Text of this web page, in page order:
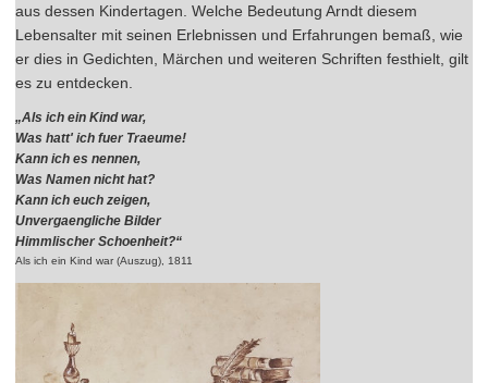
aus dessen Kindertagen. Welche Bedeutung Arndt diesem
Lebensalter mit seinen Erlebnissen und Erfahrungen bemaß, wie
er dies in Gedichten, Märchen und weiteren Schriften festhielt, gilt
es zu entdecken.
„Als ich ein Kind war,
Was hatt' ich fuer Traeume!
Kann ich es nennen,
Was Namen nicht hat?
Kann ich euch zeigen,
Unvergaengliche Bilder
Himmlischer Schoenheit?“
Als ich ein Kind war (Auszug), 1811